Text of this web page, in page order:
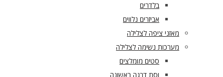
בלדרים
אביזרים נלווים
מאזני ציפה לצלילה
מערכות נשימה לצלילה
סטים מומלצים
וסת דרגה ראשונה